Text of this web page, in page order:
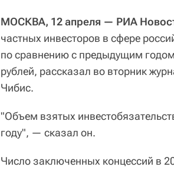
МОСКВА, 12 апреля — РИА
частных инвесторов в сфере
по сравнению с предыдущим
рублей, рассказал во вторник
Чибис.
"Объем взятых
году", — сказал он.
Число заключенных концессий в